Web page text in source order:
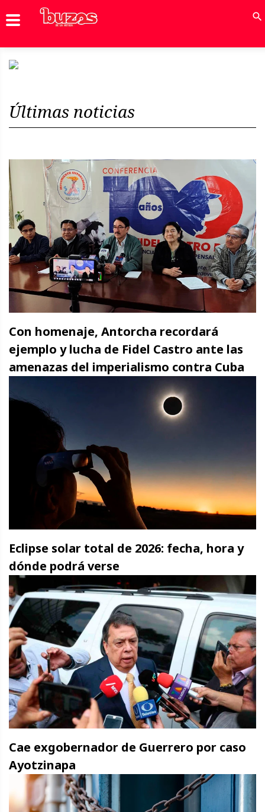
Noticias Inicio
Últimas noticias
Con homenaje, Antorcha recordará
ejemplo y lucha de Fidel Castro ante las
amenazas del imperialismo contra Cuba
Eclipse solar total de 2026: fecha, hora y
dónde podrá verse
Cae exgobernador de Guerrero por caso
Ayotzinapa